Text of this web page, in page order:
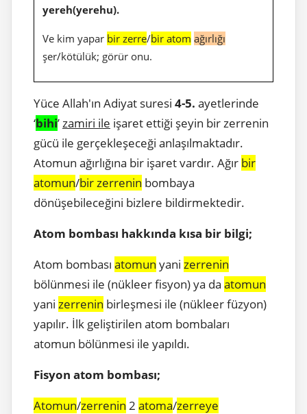
yereh(yerehu).
Ve kim yapar bir zerre/bir atom ağırlığı
şer/kötülük; görür onu.
Yüce Allah'ın Adiyat suresi 4-5. ayetlerinde
‘bihi’zamiri ile işaret ettiği şeyin bir zerrenin
gücü ile gerçekleşeceği anlaşılmaktadır.
Atomun ağırlığına bir işaret vardır. Ağır bir
atomun/bir zerrenin bombaya
dönüşebileceğini bizlere bildirmektedir.
Atom bombası hakkında kısa bir bilgi;
Atom bombası atomun yani zerrenin
bölünmesi ile (nükleer fisyon) ya da atomun
yani zerrenin birleşmesi ile (nükleer füzyon)
yapılır. İlk geliştirilen atom bombaları
atomun bölünmesi ile yapıldı.
Fisyon atom bombası;
Atomun/zerrenin 2 atoma/zerreye